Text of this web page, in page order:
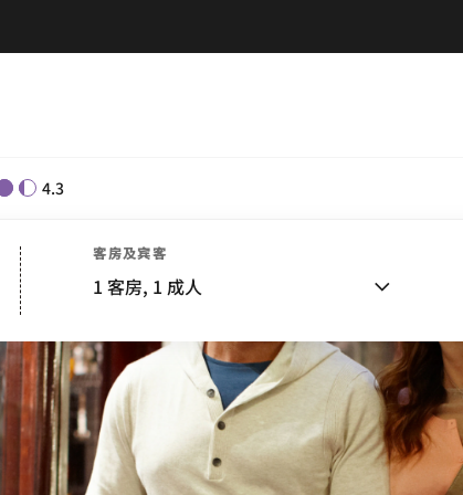
4.3
客房及宾客
1 客房, 1 成人